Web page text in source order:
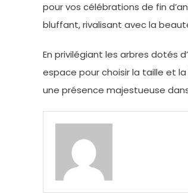
pour vos célébrations de fin
bluffant, rivalisant avec la
En privilégiant les arbres dotés d’
espace pour choisir la taille et la
une présence majestueuse